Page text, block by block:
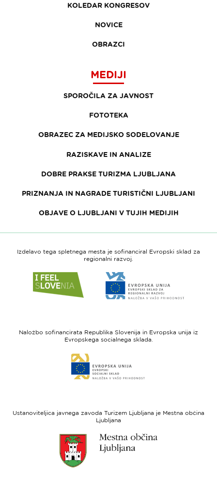
KOLEDAR KONGRESOV
NOVICE
OBRAZCI
MEDIJI
SPOROČILA ZA JAVNOST
FOTOTEKA
OBRAZEC ZA MEDIJSKO SODELOVANJE
RAZISKAVE IN ANALIZE
DOBRE PRAKSE TURIZMA LJUBLJANA
PRIZNANJA IN NAGRADE TURISTIČNI LJUBLJANI
OBJAVE O LJUBLJANI V TUJIH MEDIJIH
Izdelavo tega spletnega mesta je sofinanciral Evropski sklad za
regionalni razvoj.
do
spletne
Slovenia
do
spletne
-
regionalni
Naložbo sofinancirata Republika Slovenija in Evropska unija iz
Evropskega socialnega sklada.
do
spletne
sklad
Ustanoviteljica javnega zavoda Turizem Ljubljana je Mestna občina
Ljubljana